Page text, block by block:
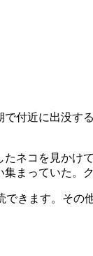
付近に出没す
ネコを見かけ
まっていた。
できます。その